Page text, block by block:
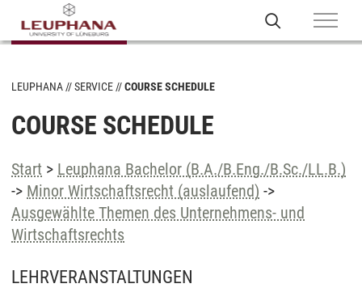
LEUPHANA SERVICE COURSE SCHEDULE
COURSE SCHEDULE
Start > Leuphana Bachelor (B.A./B.Eng./B.Sc./LL.B.)
-> Minor Wirtschaftsrecht (auslaufend) ->
Ausgewählte Themen des Unternehmens- und
Wirtschaftsrechts
LEHRVERANSTALTUNGEN